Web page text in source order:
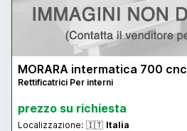
MORARA intermatica 700 cnc
Rettificatrici Per interni
prezzo su richiesta
Localizzazione: 🇮🇹 Italia